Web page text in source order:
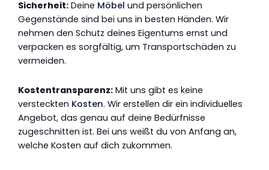
Sicherheit: Deine Möbel und persönlichen
Gegenstände sind bei uns in besten Händen. Wir
nehmen den Schutz deines Eigentums ernst und
verpacken es sorgfältig, um Transportschäden zu
vermeiden.
Kostentransparenz: Mit uns gibt es keine
versteckten Kosten. Wir erstellen dir ein individuelles
Angebot, das genau auf deine Bedürfnisse
zugeschnitten ist. Bei uns weißt du von Anfang an,
welche Kosten auf dich zukommen.